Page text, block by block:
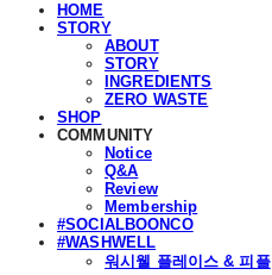
HOME
STORY
ABOUT
STORY
INGREDIENTS
ZERO WASTE
SHOP
COMMUNITY
Notice
Q&A
Review
Membership
#SOCIALBOONCO
#WASHWELL
워시웰 플레이스 & 피플